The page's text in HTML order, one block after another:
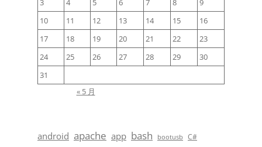
3
4 5 6 7 8
9
10
11 12 13 14 15
16
17
18 19 20 21 22
23
24
25 26 27 28 29
30
31
« 5 月
android apache app bash bootusb C#